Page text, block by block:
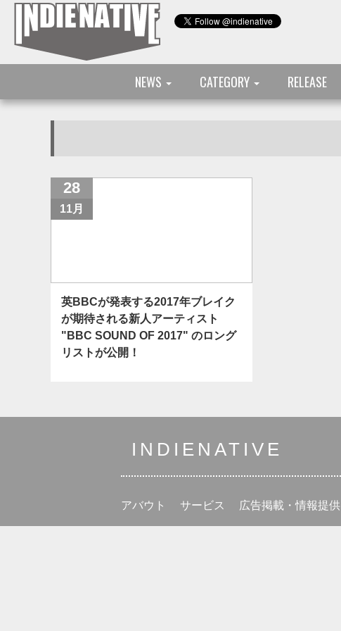
NEWS CATEGORY RELEASE
28
11月
英BBCが発表する2017年ブレイク
が期待される新人アーティスト
"BBC SOUND OF 2017" のロング
リストが公開！
INDIENATIVE
アバウト サービス 広告掲載・情報提供